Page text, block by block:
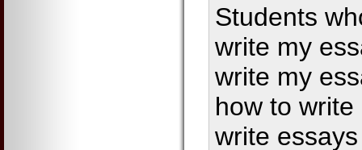
Students
write my
write my
how to
write